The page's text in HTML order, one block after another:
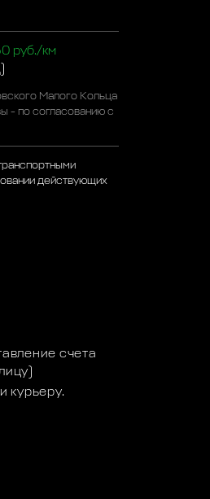
руб./км
Малого Кольца
- по согласованию с
действующих
счета
курьеру.